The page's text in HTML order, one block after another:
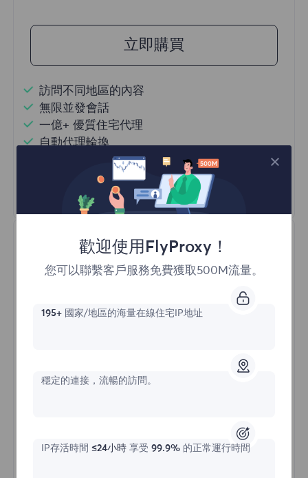
立即購買
訪問不同地區的內容
無限並發會話
一億+ 優質住宅代理
自動代理輪換
HTTP(S)/SOCKS5
瞭解更多
價格始於
歡迎使用FlyProxy！
您可以聯繫客戶服務免費獲取500M流量。
195+國家/地區的海量在線住宅IP地址
穩定的連接，流暢的訪問。
IP存活時間 ≤24小時享受 99.9%的正常運行時間